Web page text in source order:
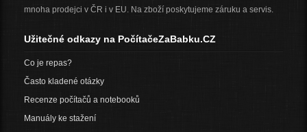
mnoha prodejci v ČR i v EU. Na zboží poskytujeme záruku a servis.
Užitečné odkazy na PočítačeZaBabku.CZ
Co je repas?
Často kladené otázky
Recenze počítačů a notebooků
Manuály ke stažení